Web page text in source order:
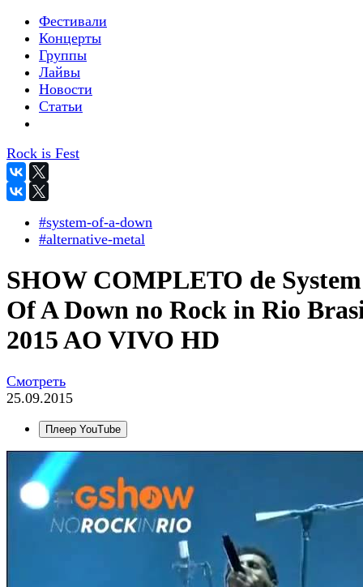
Фестивали
Концерты
Группы
Лайвы
Новости
Статьи
Rock is Fest
#system-of-a-down
#alternative-metal
SHOW COMPLETO de System
Of A Down no Rock in Rio
2015 AO VIVO HD
Смотреть
25.09.2015
Плеер YouTube